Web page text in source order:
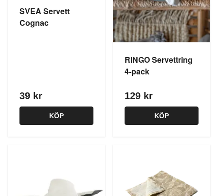
SVEA Servett
Cognac
39 kr
KÖP
RINGO Servettring
4-pack
129 kr
KÖP